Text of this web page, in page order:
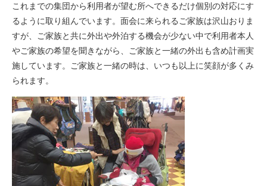
これまでの集団から利用者が望む所へできるだけ個別の対応にす
るように取り組んでいます。面会に来られるご家族は沢山おりま
すが、ご家族と共に外出や外泊する機会が少ない中で利用者本人
やご家族の希望を聞きながら、ご家族と一緒の外出も含め計画実
施しています。ご家族と一緒の時は、いつも以上に笑顔が多くみ
られます。